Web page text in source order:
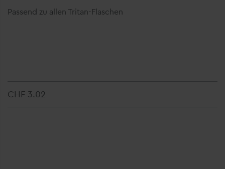
Passend zu allen Tritan-Flaschen
CHF 3.02